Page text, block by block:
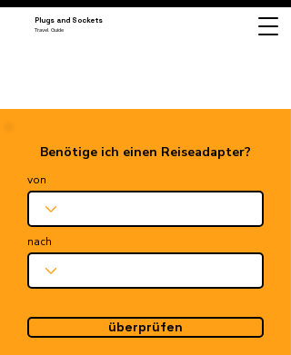
Plugs and Sockets
Travel Guide
Benötige ich einen Reiseadapter?
von
nach
überprüfen